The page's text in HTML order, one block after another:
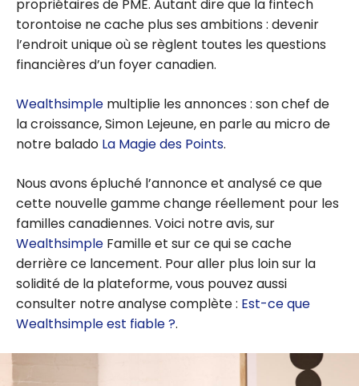
propriétaires de PME. Autant dire que la fintech
torontoise ne cache plus ses ambitions : devenir
l’endroit unique où se règlent toutes les questions
financières d’un foyer canadien.
Wealthsimple multiplie les annonces : son chef de
la croissance, Simon Lejeune, en parle au micro de
notre balado La Magie des Points.
Nous avons épluché l’annonce et analysé ce que
cette nouvelle gamme change réellement pour les
familles canadiennes. Voici notre avis, sur
Wealthsimple Famille et sur ce qui se cache
derrière ce lancement. Pour aller plus loin sur la
solidité de la plateforme, vous pouvez aussi
consulter notre analyse complète : Est-ce que
Wealthsimple est fiable ?.